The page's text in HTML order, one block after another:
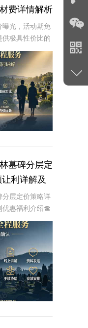
费详情解析
曝光，活动期免
极具性价比的
归山陵园此次活
对象，为潜在
参考。☎ 归山陵
墓碑分层定
利详解及
分层定价策略详
优惠福利介绍☎
5063清东陵万
要代表，不仅
更是无